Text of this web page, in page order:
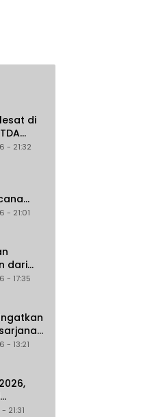
di
- 21:32
- 21:01
dari
- 17:35
Akal
- 13:21
Polisi
21:31